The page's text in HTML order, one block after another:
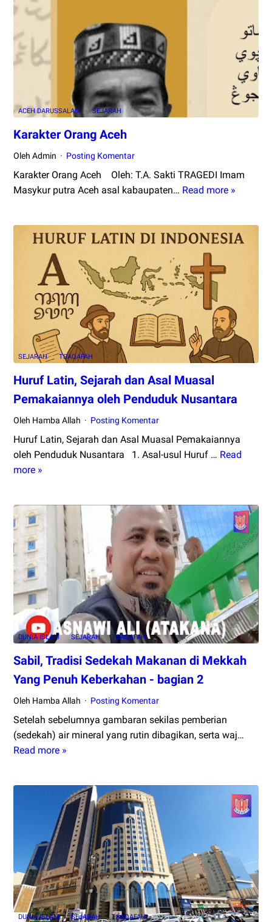
Jawi
ACEH DARUSSALAM SEJARAH
Karakter Orang Aceh
Oleh Admin Posting Komentar
Karakter Orang Aceh Oleh: T.A. Sakti TRAGEDI Imam
Masykur putra Aceh asal kabaupaten… Read more »
Aceh
SEJARAH TSAQAFAH
Huruf Latin, Sejarah dan Asal Muasal
Pemakaiannya oleh Penduduk Nusantara
Oleh Hamba Allah Posting Komentar
Huruf Latin, Sejarah dan Asal Muasal Pemakaiannya
oleh Penduduk Nusantara 1. Asal-usul Huruf … Read
more »
Huruf
dan
Muasal
Pemakaiannya
Penduduk
Nusantara
DUNIA ISLAM SEJARAH TSAQAFAH
Sabil, Tradisi Sedekah Makanan di Mekkah
Yang Penuh Keberkahan - bagian 2
Oleh Hamba Allah Posting Komentar
Setelah sebelumnya gambaran sekilas pemberian
(sedekah) air mineral yang rutin dibagikan, serta waj…
Read more »
Makanan
Mekkah
Yang
Penuh
Keberkahan
-
bagian
2
DUNIA ISLAM SEJARAH TSAQAFAH